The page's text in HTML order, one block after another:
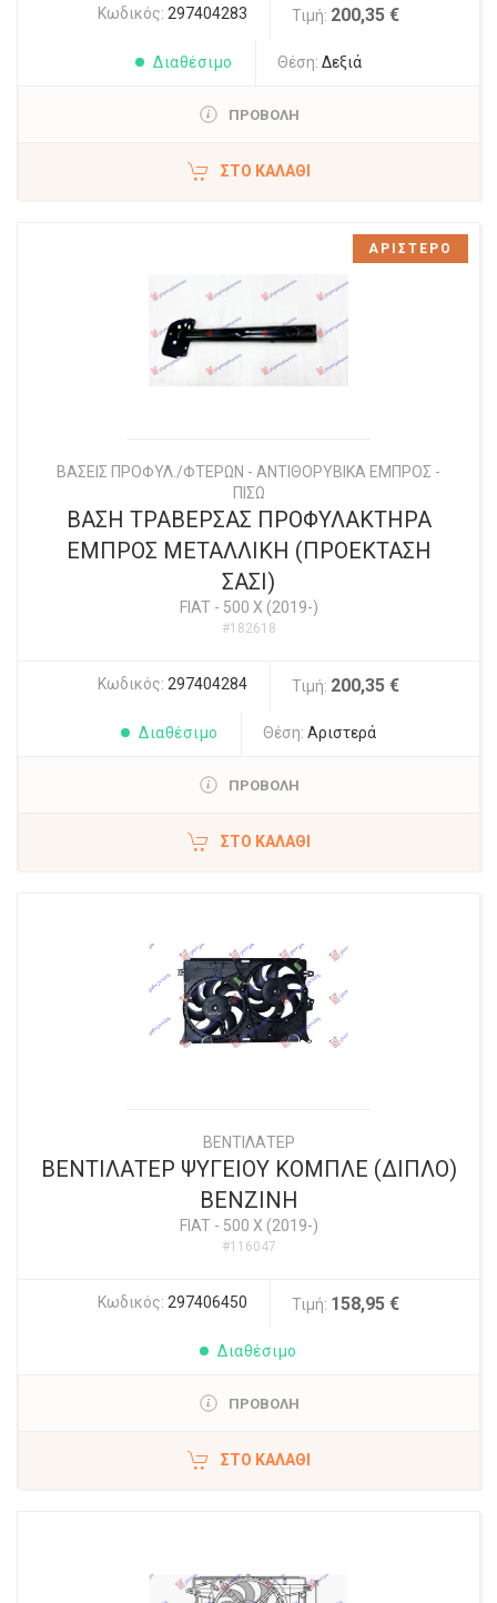
Κωδικός: 297404283 Τιμή: 200,35 €
Διαθέσιμο Θέση: Δεξιά
ΠΡΟΒΟΛΗ
ΣΤΟ ΚΑΛΆΘΙ
ΒΑΣΕΙΣ ΠΡΟΦΥΛ./ΦΤΕΡΩΝ - ΑΝΤΙΘΟΡΥΒΙΚΑ ΕΜΠΡΟΣ -
ΠΙΣΩ
ΒΑΣΗ ΤΡΑΒΕΡΣΑΣ ΠΡΟΦΥΛΑΚΤΗΡΑ
ΕΜΠΡΟΣ ΜΕΤΑΛΛΙΚΗ (ΠΡΟΕΚΤΑΣΗ
ΣΑΣΙ)
FIAT- 500 X (2019-)
#182618
Κωδικός: 297404284 Τιμή: 200,35 €
Διαθέσιμο Θέση: Αριστερά
ΠΡΟΒΟΛΗ
ΣΤΟ ΚΑΛΆΘΙ
ΑΡΙΣΤΕΡΟ
ΒΕΝΤΙΛΑΤΕΡ
ΒΕΝΤΙΛΑΤΕΡ ΨΥΓΕΙΟΥ ΚΟΜΠΛΕ (ΔΙΠΛΟ)
ΒΕΝΖΙΝΗ
FIAT- 500 X (2019-)
#116047
Κωδικός: 297406450 Τιμή: 158,95 €
Διαθέσιμο
ΠΡΟΒΟΛΗ
ΣΤΟ ΚΑΛΆΘΙ